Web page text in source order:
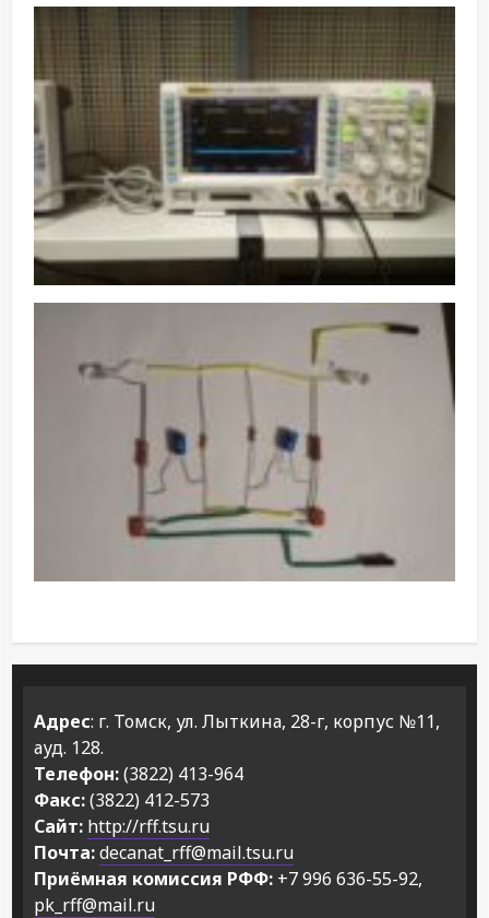
Адрес: г. Томск, ул. Лыткина, 28-г, корпус №11,
ауд. 128.
Телефон:(3822) 413-964
Факс:(3822) 412-573
Сайт: http://rff.tsu.ru
Почта:decanat_rff@mail.tsu.ru
Приёмная комиссия РФФ: +7 996 636-55-92,
pk_rff@mail.ru